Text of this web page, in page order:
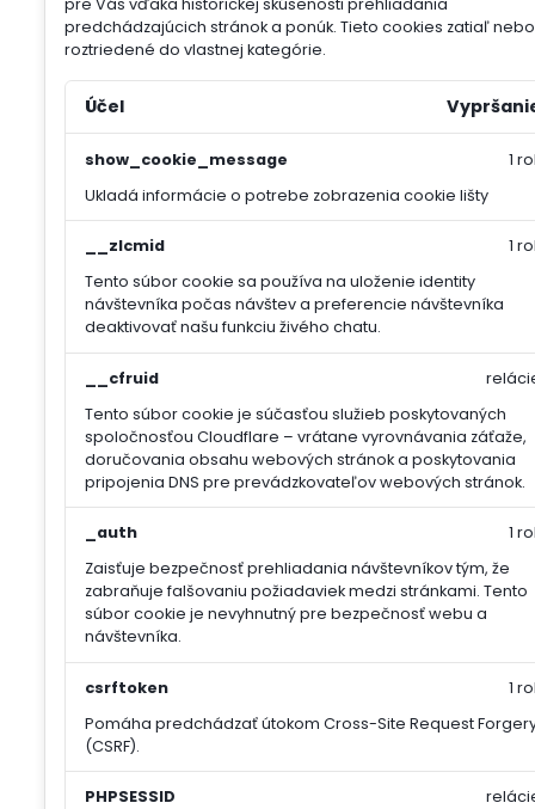
pre Vás vďaka historickej skúsenosti prehliadania
predchádzajúcich stránok a ponúk. Tieto cookies zatiaľ
roztriedené do vlastnej kategórie.
Účel
show_cookie_message
Ukladá informácie o potrebe zobrazenia cookie lišty
1
__zlcmid
Tento súbor cookie sa používa na uloženie identity
návštevníka počas návštev a preferencie návštevníka
deaktivovať našu funkciu živého chatu.
1
__cfruid
Tento súbor cookie je súčasťou služieb poskytovaných
spoločnosťou Cloudflare – vrátane vyrovnávania záťaže,
doručovania obsahu webových stránok a poskytovania
pripojenia DNS pre prevádzkovateľov webových stránok.
_auth
Zaisťuje bezpečnosť prehliadania návštevníkov tým, že
zabraňuje falšovaniu požiadaviek medzi stránkami. Tento
súbor cookie je nevyhnutný pre bezpečnosť webu a
návštevníka.
1
csrftoken
Pomáha predchádzať útokom Cross-Site Request
(CSRF).
1
PHPSESSID